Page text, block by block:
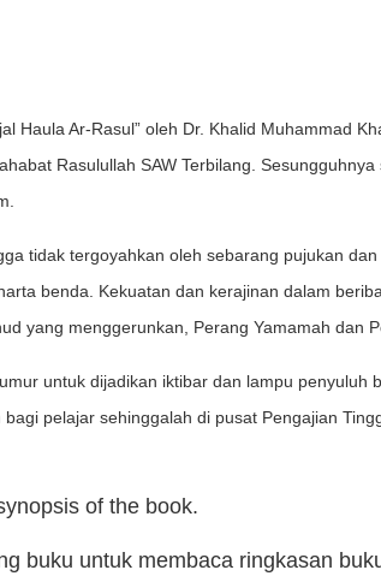
Haula Ar-Rasul” oleh Dr. Khalid Muhammad
Rasulullah SAW Terbilang.
tidak tergoyahkan oleh sebarang pujukan
benda. Kekuatan dan kerajinan dalam
yang menggerunkan, Perang Yamamah dan
untuk dijadikan iktibar dan lampu penyuluh
pelajar sehinggalah di pusat Pengajian
of the book.
buku untuk membaca ringkasan